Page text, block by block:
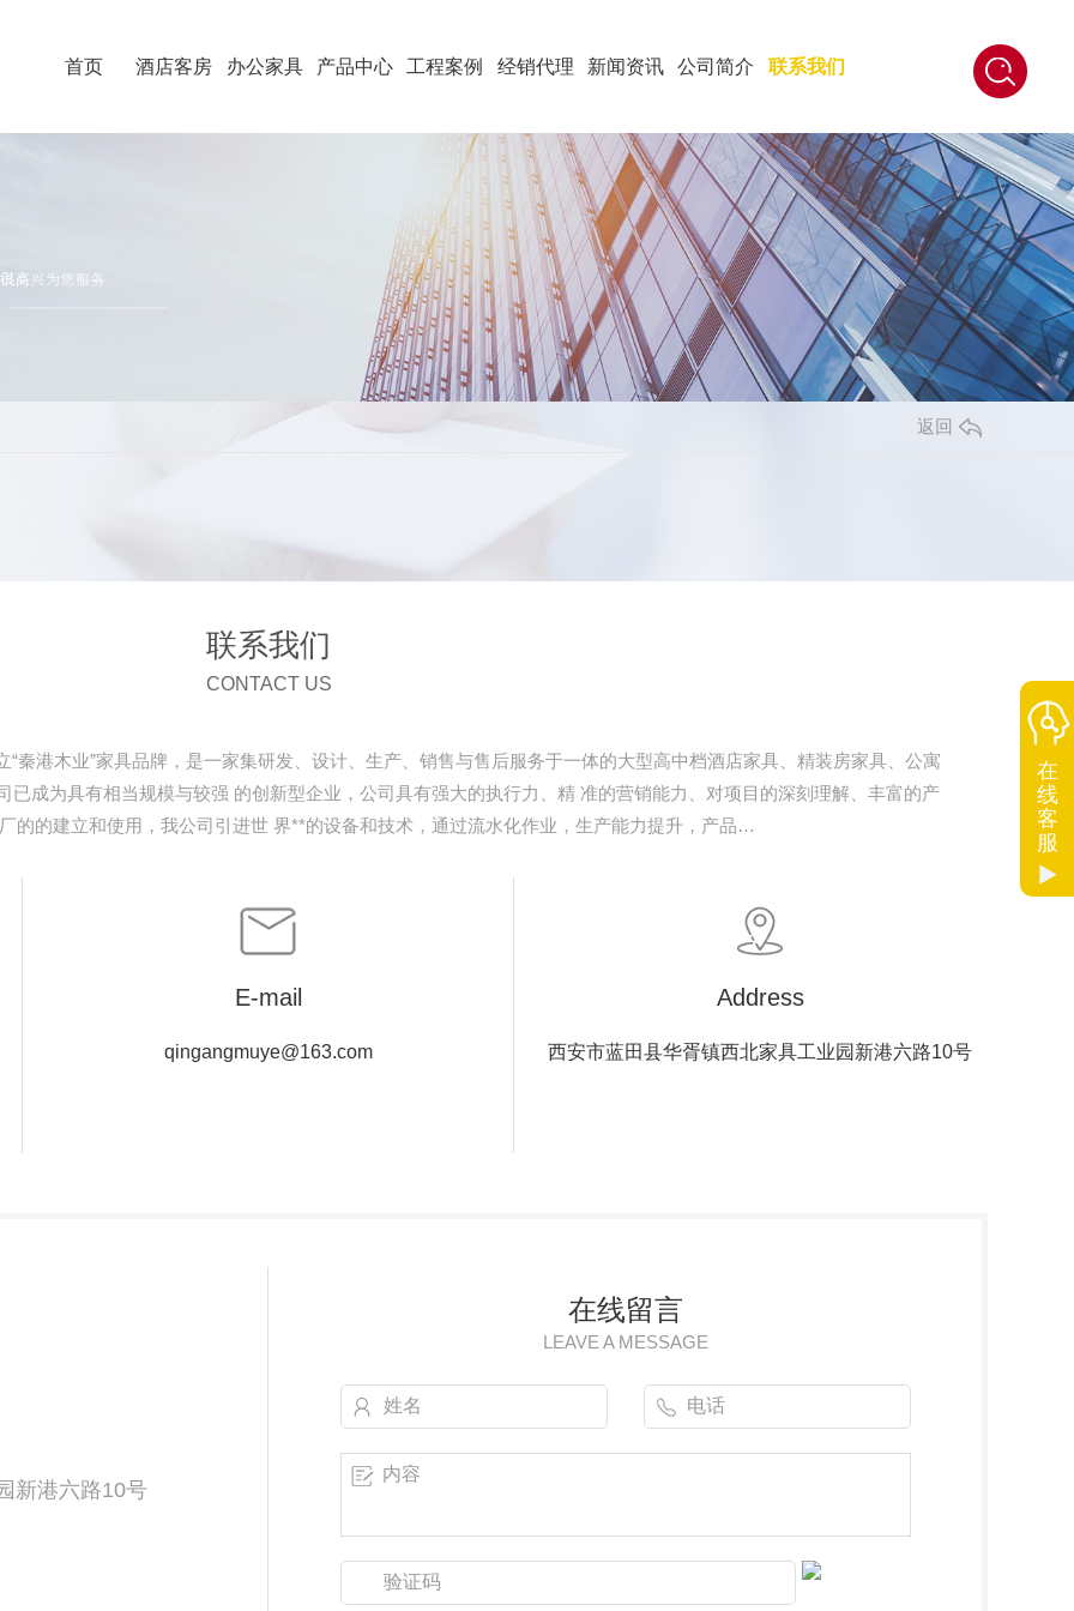
首页 酒店客房 办公家具 产品中心 工程案例 经销代理 新闻资讯 公司简介 联系我们
返回
联系我们
CONTACT US
秦港木业”家具品牌，是一家集研发、设计、生产、销售与售后服务于一体的大型高中档酒店家具、精装房家具、公寓
成为具有相当规模与较强 的创新型企业，公司具有强大的执行力、精 准的营销能力、对项目的深刻理解、丰富的产
的的建立和使用，我公司引进世 界**的设备和技术，通过流水化作业，生产能力提升，产品…
E-mail
qingangmuye@163.com
Address
西安市蓝田县华胥镇西北家具工业园新港六路10号
新港六路10号
在线留言
LEAVE A MESSAGE
在
线
客
服